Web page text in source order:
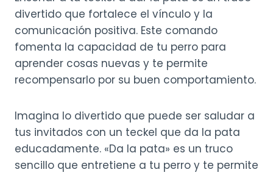
divertido que fortalece el vínculo y la
comunicación positiva. Este comando
fomenta la capacidad de tu perro para
aprender cosas nuevas y te permite
recompensarlo por su buen comportamiento.
Imagina lo divertido que puede ser saludar a
tus invitados con un teckel que da la pata
educadamente. «Da la pata» es un truco
sencillo que entretiene a tu perro y te permite